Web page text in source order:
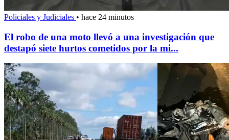
Policiales y Judiciales • hace 24 minutos
El robo de una moto llevó a una investigación que
destapó siete hurtos cometidos por la mi...